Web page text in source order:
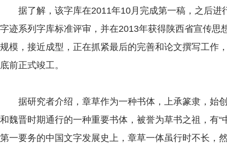
据了解，该字库在2011年10月完成第一稿，之后进
字迹系列字库标准评审，并在2013年获得陕西省宣传思
规模，接近成型，正在抓紧最后的完善和论文撰写工作
底前正式竣工。
据研究者介绍，章草作为一种书体，上承篆隶，始
和魏晋时期通行的一种重要书体，被誉为草书之祖，有“
第一要务的中国文字发展史上，章草一体虽行时不长，